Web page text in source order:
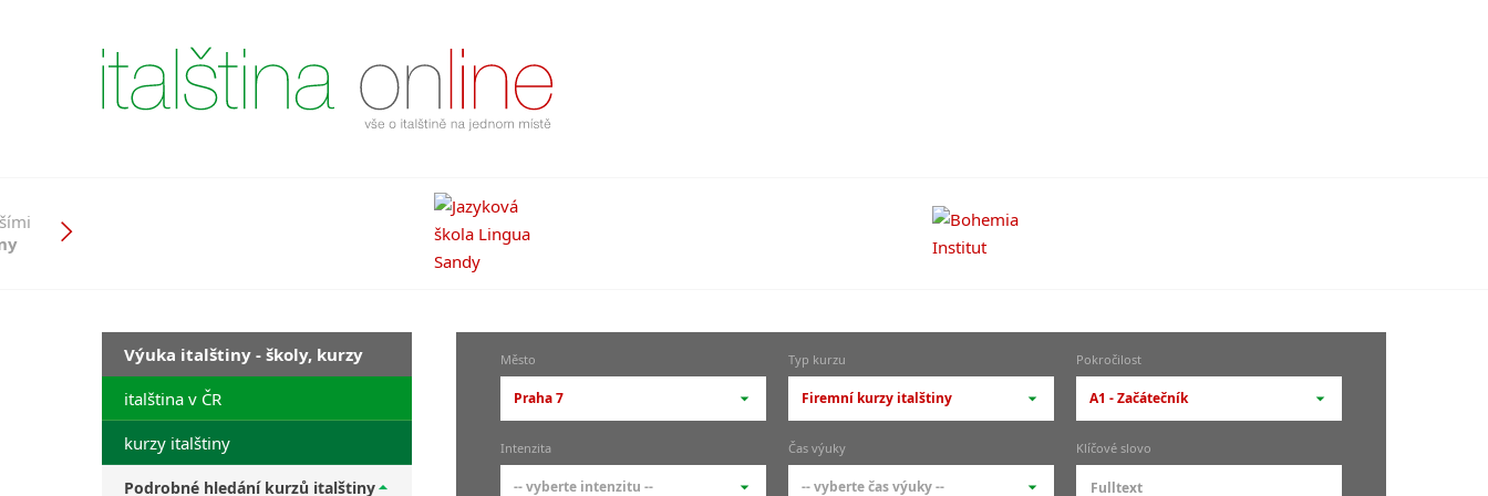
Výuka italštiny - školy, kurzy
italština v ČR
kurzy italštiny
Podrobné hledání kurzů italštiny
Město
Praha 7
-- vyberte město --
pražské městské části
Typ kurzu
Firemní kurzy italštiny
-- vyberte typ --
základní členění kurzů
Pokročilost
A1 - Začátečník
-- vyberte pokročilost --
Intenzita
-- vyberte intenzitu --
Čas výuky
-- vyberte čas výuky --
Klíčové slovo